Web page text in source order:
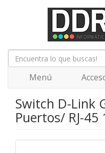
Menú
Switch D-Link
Puertos/ RJ-